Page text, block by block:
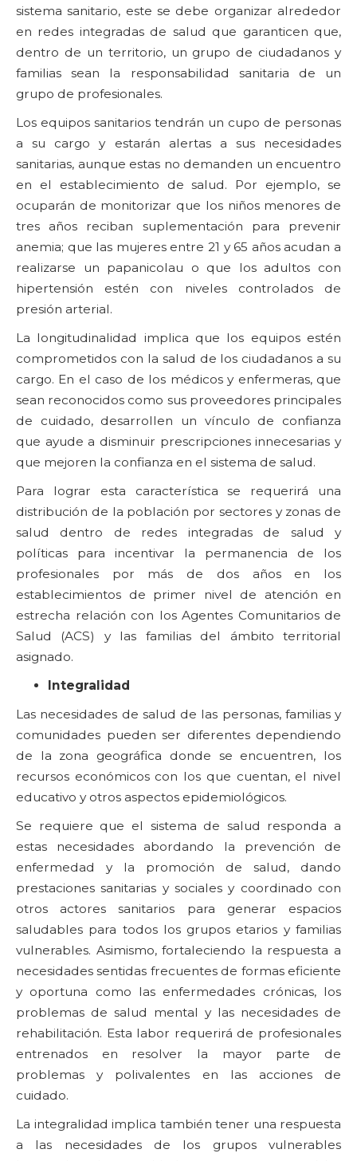
sistema sanitario, este se debe organizar alrededor
en redes integradas de salud que garanticen que,
dentro de un territorio, un grupo de ciudadanos y
familias sean la responsabilidad sanitaria de un
grupo de profesionales.
Los equipos sanitarios tendrán un cupo de personas
a su cargo y estarán alertas a sus necesidades
sanitarias, aunque estas no demanden un encuentro
en el establecimiento de salud. Por ejemplo, se
ocuparán de monitorizar que los niños menores de
tres años reciban suplementación para prevenir
anemia; que las mujeres entre 21 y 65 años acudan a
realizarse un papanicolau o que los adultos con
hipertensión estén con niveles controlados de
presión arterial.
La longitudinalidad implica que los equipos estén
comprometidos con la salud de los ciudadanos a su
cargo. En el caso de los médicos y enfermeras, que
sean reconocidos como sus proveedores principales
de cuidado, desarrollen un vínculo de confianza
que ayude a disminuir prescripciones innecesarias y
que mejoren la confianza en el sistema de salud.
Para lograr esta característica se requerirá una
distribución de la población por sectores y zonas de
salud dentro de redes integradas de salud y
políticas para incentivar la permanencia de los
profesionales por más de dos años en los
establecimientos de primer nivel de atención en
estrecha relación con los Agentes Comunitarios de
Salud (ACS) y las familias del ámbito territorial
asignado.
Integralidad
Las necesidades de salud de las personas, familias y
comunidades pueden ser diferentes dependiendo
de la zona geográfica donde se encuentren, los
recursos económicos con los que cuentan, el nivel
educativo y otros aspectos epidemiológicos.
Se requiere que el sistema de salud responda a
estas necesidades abordando la prevención de
enfermedad y la promoción de salud, dando
prestaciones sanitarias y sociales y coordinado con
otros actores sanitarios para generar espacios
saludables para todos los grupos etarios y familias
vulnerables. Asimismo, fortaleciendo la respuesta a
necesidades sentidas frecuentes de formas eficiente
y oportuna como las enfermedades crónicas, los
problemas de salud mental y las necesidades de
rehabilitación. Esta labor requerirá de profesionales
entrenados en resolver la mayor parte de
problemas y polivalentes en las acciones de
cuidado.
La integralidad implica también tener una respuesta
a las necesidades de los grupos vulnerables